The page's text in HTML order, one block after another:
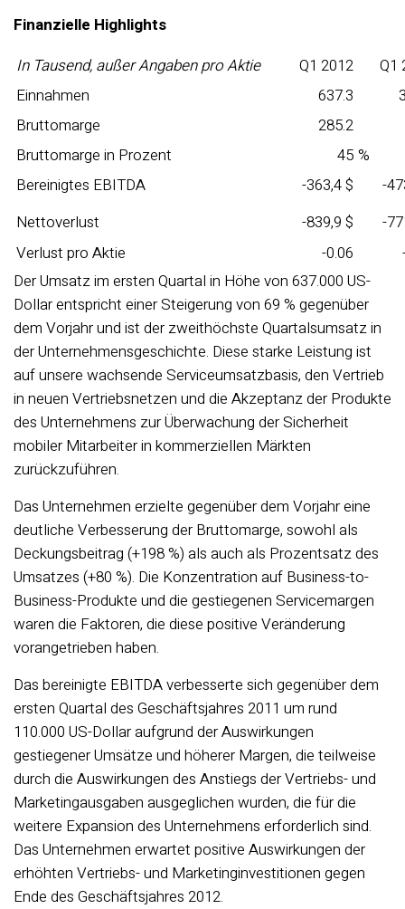
Finanzielle Highlights
In Tausend, außer Angaben pro Aktie
Q1 2012
Q1
Einnahmen
637.3
Bruttomarge
285.2
Bruttomarge in Prozent
45 %
Bereinigtes EBITDA
-363,4 $
-
Nettoverlust
-839,9 $
-
Verlust pro Aktie
-0.06
Der Umsatz im ersten Quartal in Höhe von 637.000 US-
Dollar entspricht einer Steigerung von 69 % gegenüber
dem Vorjahr und ist der zweithöchste Quartalsumsatz in
der Unternehmensgeschichte. Diese starke Leistung ist
auf unsere wachsende Serviceumsatzbasis, den Vertrieb
in neuen Vertriebsnetzen und die Akzeptanz der Produkte
des Unternehmens zur Überwachung der Sicherheit
mobiler Mitarbeiter in kommerziellen Märkten
zurückzuführen.
Das Unternehmen erzielte gegenüber dem Vorjahr eine
deutliche Verbesserung der Bruttomarge, sowohl als
Deckungsbeitrag (+198 %) als auch als Prozentsatz des
Umsatzes (+80 %). Die Konzentration auf Business-to-
Business-Produkte und die gestiegenen Servicemargen
waren die Faktoren, die diese positive Veränderung
vorangetrieben haben.
Das bereinigte EBITDA verbesserte sich gegenüber dem
ersten Quartal des Geschäftsjahres 2011 um rund
110.000 US-Dollar aufgrund der Auswirkungen
gestiegener Umsätze und höherer Margen, die teilweise
durch die Auswirkungen des Anstiegs der Vertriebs- und
Marketingausgaben ausgeglichen wurden, die für die
weitere Expansion des Unternehmens erforderlich sind.
Das Unternehmen erwartet positive Auswirkungen der
erhöhten Vertriebs- und Marketinginvestitionen gegen
Ende des Geschäftsjahres 2012.